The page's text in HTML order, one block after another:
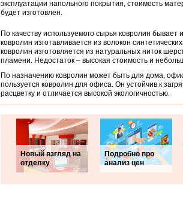
эксплуатации напольного покрытия, стоимость
будет изготовлен.
По качеству используемого сырья ковролин
ковролин изготавливается из волокон
ковролин изготовляется из натуральных ниток
пламени. Недостаток – высокая стоимость и
По назначению ковролин может быть для дома,
пользуется ковролин для офиса. Он устойчив к
расцветку и отличается высокой экологичностью.
Новый взгляд на
отделку
Подробно про
анализ цен